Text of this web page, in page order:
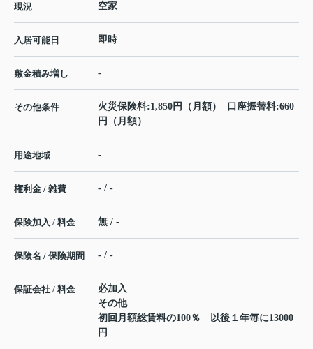
現況 空家
入居可能日 即時
敷金積み増し -
その他条件
火災保険料:1,850円（月額） 口座振替料:660
円（月額）
用途地域 -
権利金 / 雑費 - / -
保険加入 / 料金 無 / -
保険名 / 保険期間 - / -
保証会社 / 料金
必加入
その他
初回月額総賃料の100％ 以後１年毎に13000
円